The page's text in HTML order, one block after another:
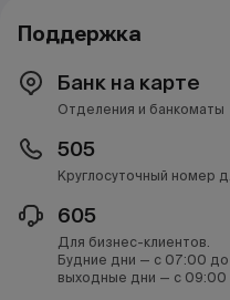
Поддержка
Банк на карте
Отделения и банкоматы
505
Круглосуточный номер
605
Для бизнес-клиентов.
Будние дни — с 07:00
выходные дни — с 09:00